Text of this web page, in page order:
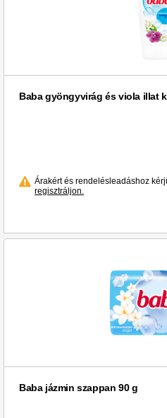
Baba gyöngyvirág és viola illat
Árakért és rendelésleadáshoz
regisztráljon.
Baba jázmin szappan 90 g